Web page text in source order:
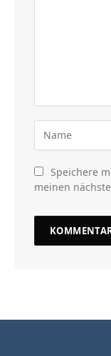
Speichere
meinen